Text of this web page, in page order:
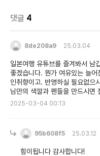
댓글 4
8de208a9 25.03.04
일본여행 유튜브를 즐겨봐서 남
좋겠습니다. 뭔가 여유있는 늘
인취향이고. 반영하실 필요없으
님만의 색깔과 펜들을 만드시면
2025-03-04 00:13
95b608f5 25.03.12
힘이됩니다 감사합니다!